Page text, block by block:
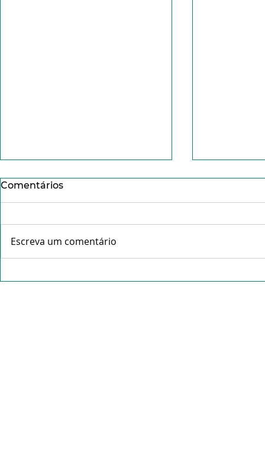
Comentários
Escreva um comentário